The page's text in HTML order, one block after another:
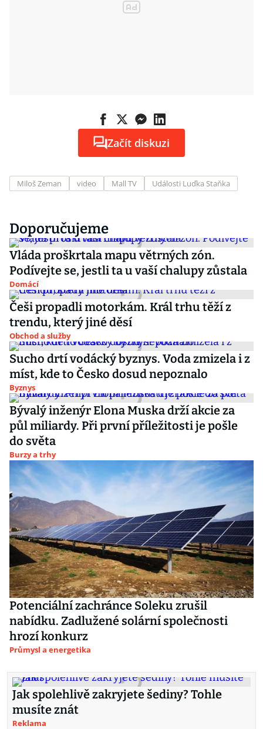
Začít diskuzi
Miloš Zeman video Mall TV Události Luďka Staňka
Doporučujeme
Vláda proškrtala mapu větrných zón.
Podívejte se, jestli ta u vaší chalupy zůstala
Domácí
Češi propadli motorkám. Král trhu těží z
trendu, který jiné děsí
Obchod a služby
Sucho drtí vodácký byznys. Voda zmizela i z
míst, kde to Česko dosud nepoznalo
Byznys
Bývalý inženýr Elona Muska drží akcie za
půl miliardy. Při první příležitosti je pošle
do světa
Burzy a trhy
Potenciální zachránce Soleku zrušil
nabídku. Zadlužené solární společnosti
hrozí konkurz
Průmysl a energetika
Jak spolehlivě zakryjete šediny? Tohle
musíte znát
Reklama